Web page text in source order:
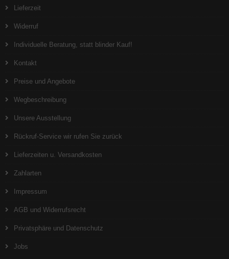
Lieferzeit
Widerruf
Individuelle Beratung, statt blinder Kauf!
Kontakt
Preise und Angebote
Wegbeschreibung
Unsere Ausstellung
Rückruf-Service wir rufen Sie zurück
Lieferzeiten u. Versandkosten
Zahlarten
Impressum
AGB und Widerrufsrecht
Privatsphäre und Datenschutz
Jobs